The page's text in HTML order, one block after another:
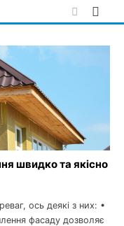
швидко та якісно
ось деякі з них: •
фасаду дозволяє